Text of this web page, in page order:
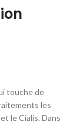
touche de
les
le Cialis. Dans